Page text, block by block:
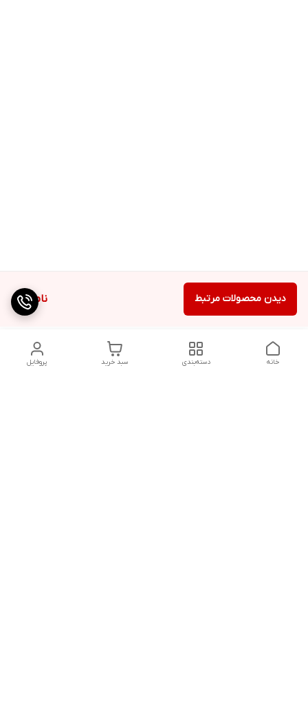
ناموجود دیدن محصولات مرتبط
پروفایل سبد خرید دسته‌بندی خانه